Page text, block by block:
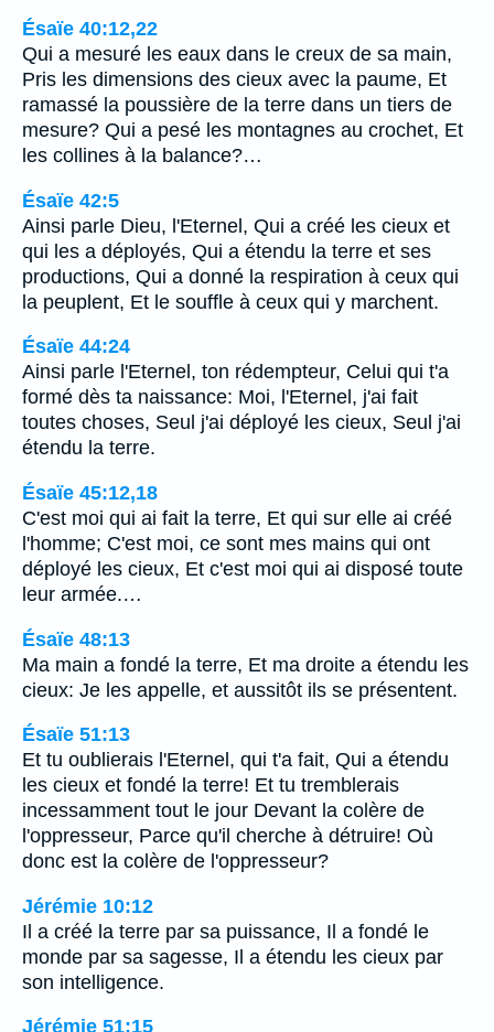
Ésaïe 40:12,22
Qui a mesuré les eaux dans le creux de sa main,
Pris les dimensions des cieux avec la paume, Et
ramassé la poussière de la terre dans un tiers de
mesure? Qui a pesé les montagnes au crochet, Et
les collines à la balance?…
Ésaïe 42:5
Ainsi parle Dieu, l'Eternel, Qui a créé les cieux et
qui les a déployés, Qui a étendu la terre et ses
productions, Qui a donné la respiration à ceux qui
la peuplent, Et le souffle à ceux qui y marchent.
Ésaïe 44:24
Ainsi parle l'Eternel, ton rédempteur, Celui qui t'a
formé dès ta naissance: Moi, l'Eternel, j'ai fait
toutes choses, Seul j'ai déployé les cieux, Seul j'ai
étendu la terre.
Ésaïe 45:12,18
C'est moi qui ai fait la terre, Et qui sur elle ai créé
l'homme; C'est moi, ce sont mes mains qui ont
déployé les cieux, Et c'est moi qui ai disposé toute
leur armée.…
Ésaïe 48:13
Ma main a fondé la terre, Et ma droite a étendu les
cieux: Je les appelle, et aussitôt ils se présentent.
Ésaïe 51:13
Et tu oublierais l'Eternel, qui t'a fait, Qui a étendu
les cieux et fondé la terre! Et tu tremblerais
incessamment tout le jour Devant la colère de
l'oppresseur, Parce qu'il cherche à détruire! Où
donc est la colère de l'oppresseur?
Jérémie 10:12
Il a créé la terre par sa puissance, Il a fondé le
monde par sa sagesse, Il a étendu les cieux par
son intelligence.
Jérémie 51:15